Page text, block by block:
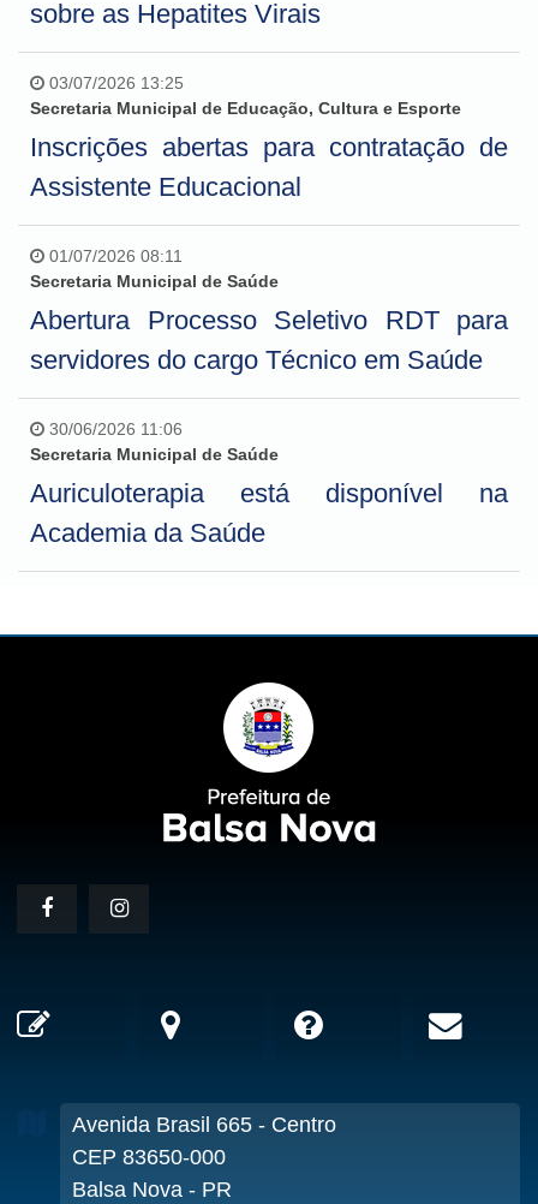
sobre as Hepatites Virais
03/07/2026 13:25
Secretaria Municipal de Educação, Cultura e Esporte
Inscrições abertas para contratação de
Assistente Educacional
01/07/2026 08:11
Secretaria Municipal de Saúde
Abertura Processo Seletivo RDT para
servidores do cargo Técnico em Saúde
30/06/2026 11:06
Secretaria Municipal de Saúde
Auriculoterapia está disponível na
Academia da Saúde
Avenida Brasil 665 - Centro
CEP 83650-000
Balsa Nova - PR